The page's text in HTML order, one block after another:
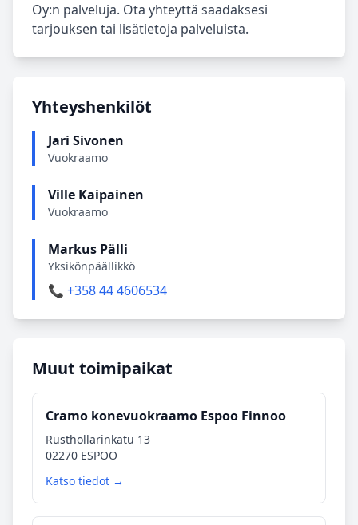
Oy:n palveluja. Ota yhteyttä saadaksesi
tarjouksen tai lisätietoja palveluista.
Yhteyshenkilöt
Jari Sivonen
Vuokraamo
Ville Kaipainen
Vuokraamo
Markus Pälli
Yksikönpäällikkö
📞 +358 44 4606534
Muut toimipaikat
Cramo konevuokraamo Espoo Finnoo
Rusthollarinkatu 13
02270 ESPOO
Katso tiedot →